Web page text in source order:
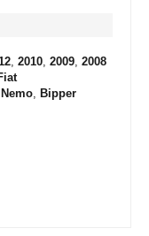
, 2010, 2009, 2008
Nemo, Bipper